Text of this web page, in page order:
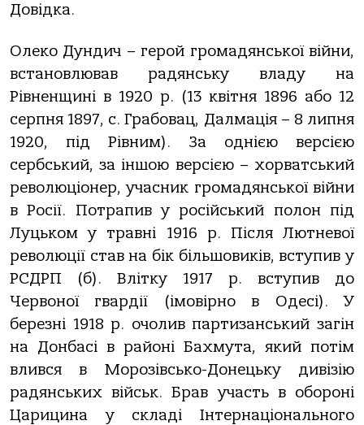
Довідка.
Олеко Дундич – герой громадянської війни,
встановлював радянську владу на
Рівненщині в 1920 р. (13 квітня 1896 або 12
серпня 1897, с. Грабовац, Далмація – 8 липня
1920, під Рівним). За однією версією
сербський, за іншою версією – хорватський
революціонер, учасник громадянської війни
в Росії. Потрапив у російський полон під
Луцьком у травні 1916 р. Після Лютневої
революції став на бік більшовиків, вступив у
РСДРП (б). Влітку 1917 р. вступив до
Червоної гвардії (імовірно в Одесі). У
березні 1918 р. очолив партизанський загін
на Донбасі в районі Бахмута, який потім
влився в Морозівсько-Донецьку дивізію
радянських військ. Брав участь в обороні
Царицина у складі Інтернаціонального